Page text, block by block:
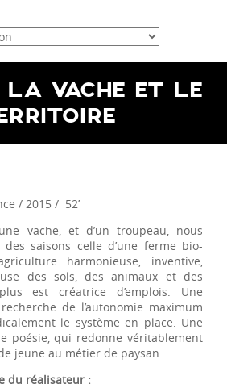
LA VACHE ET LE
/ 2015 / 52’
vache, et d’un troupeau, nous
saisons celle d’une ferme bio-
harmonieuse, inventive,
des sols, des animaux et des
est créatrice d’emplois. Une
de l’autonomie maximum
le système en place. Une
poésie, qui redonne véritablement
jeune au métier de paysan.
du réalisateur :